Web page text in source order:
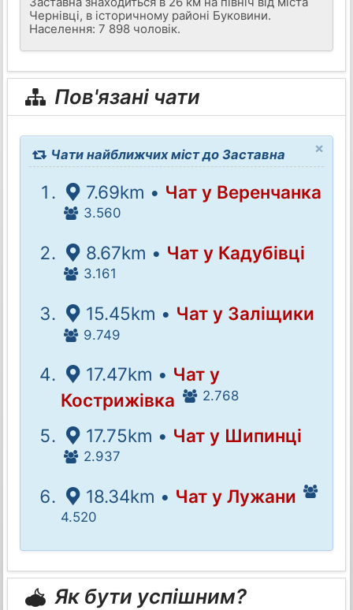
Чернівці, в історичному районі Буковини.
Населення: 7 898 чоловік.
Пов'язані чати
×
Чати найближчих міст до Заставна
7.69km • Чат у Веренчанка
3.560
8.67km • Чат у Кадубівці
3.161
15.45km • Чат у Заліщики
9.749
17.47km • Чат у
Кострижівка
2.768
17.75km • Чат у Шипинці
2.937
18.34km • Чат у Лужани
4.520
Як бути успішним?